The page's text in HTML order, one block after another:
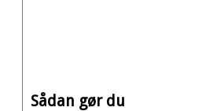
Sådan gør du